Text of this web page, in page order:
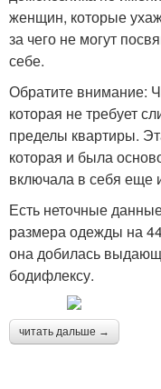
женщин, которые
за чего не могут
себе.
Обратите внимание:
которая не требует
пределы квартиры.
которая и была
включала в себя еще
Есть неточные
размера одежды на
она добилась
бодифлексу.
читать дальше →